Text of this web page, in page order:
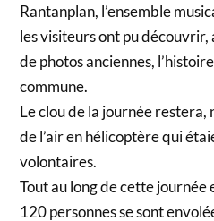
Rantanplan, l’ensemble
les visiteurs ont pu
de photos anciennes,
commune.
Le clou de la journée restera,
de l’air en hélicoptère qui
volontaires.
Tout au long de cette journée
120 personnes se sont